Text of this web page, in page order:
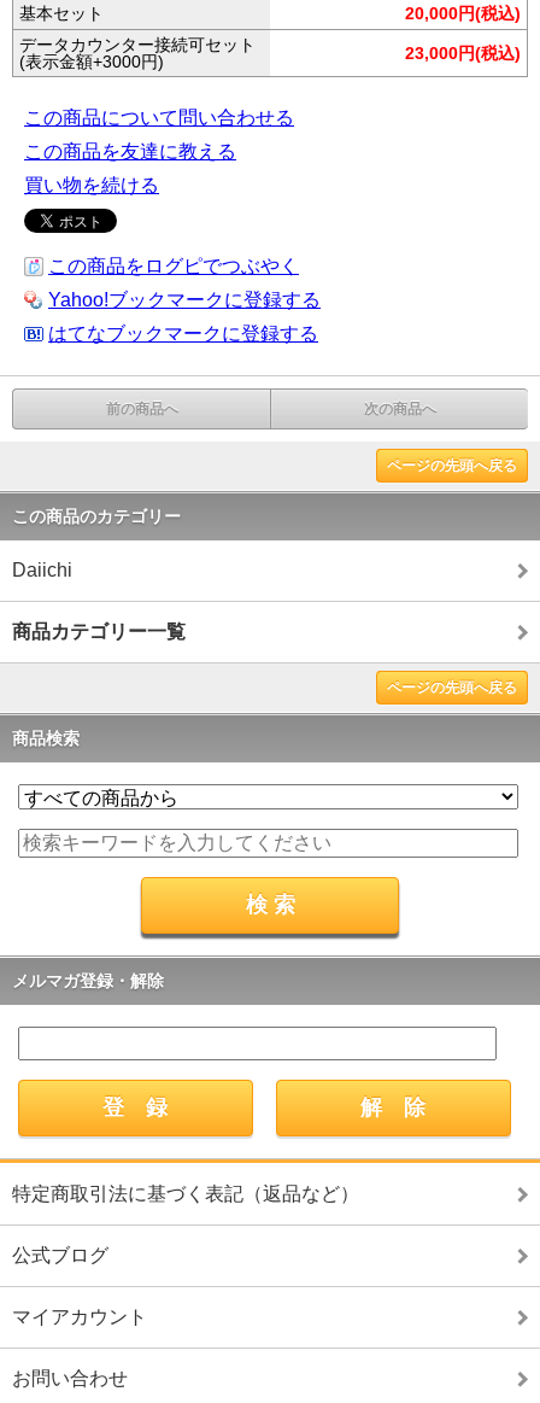
基本セット
20,000円(税込)
データカウンター接続可セット
(表示金額+3000円)
23,000円(税込)
この商品について問い合わせる
この商品を友達に教える
買い物を続ける
この商品をログピでつぶやく
Yahoo!ブックマークに登録する
はてなブックマークに登録する
前の商品へ 次の商品へ
ページの先頭へ戻る
この商品のカテゴリー
Daiichi
商品カテゴリー一覧
ページの先頭へ戻る
商品検索
メルマガ登録・解除
特定商取引法に基づく表記（返品など）
公式ブログ
マイアカウント
お問い合わせ